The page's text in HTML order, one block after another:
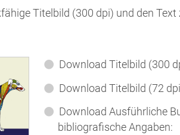
Titelbild (300 dpi) und den
Download Titelbild (300
Download Titelbild (72
Download Ausführliche
bibliografische Angaben: